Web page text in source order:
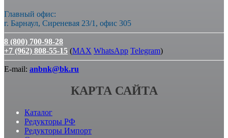
Главный офис:
г. Барнаул, Сиреневая 23/1, офис 305
8 (800) 700-98-28
+7 (962) 808-55-15 (MAX WhatsApp Telegram)
E-mail: anbnk@bk.ru
КАРТА САЙТА
Каталог
Редукторы РФ
Редукторы Импорт